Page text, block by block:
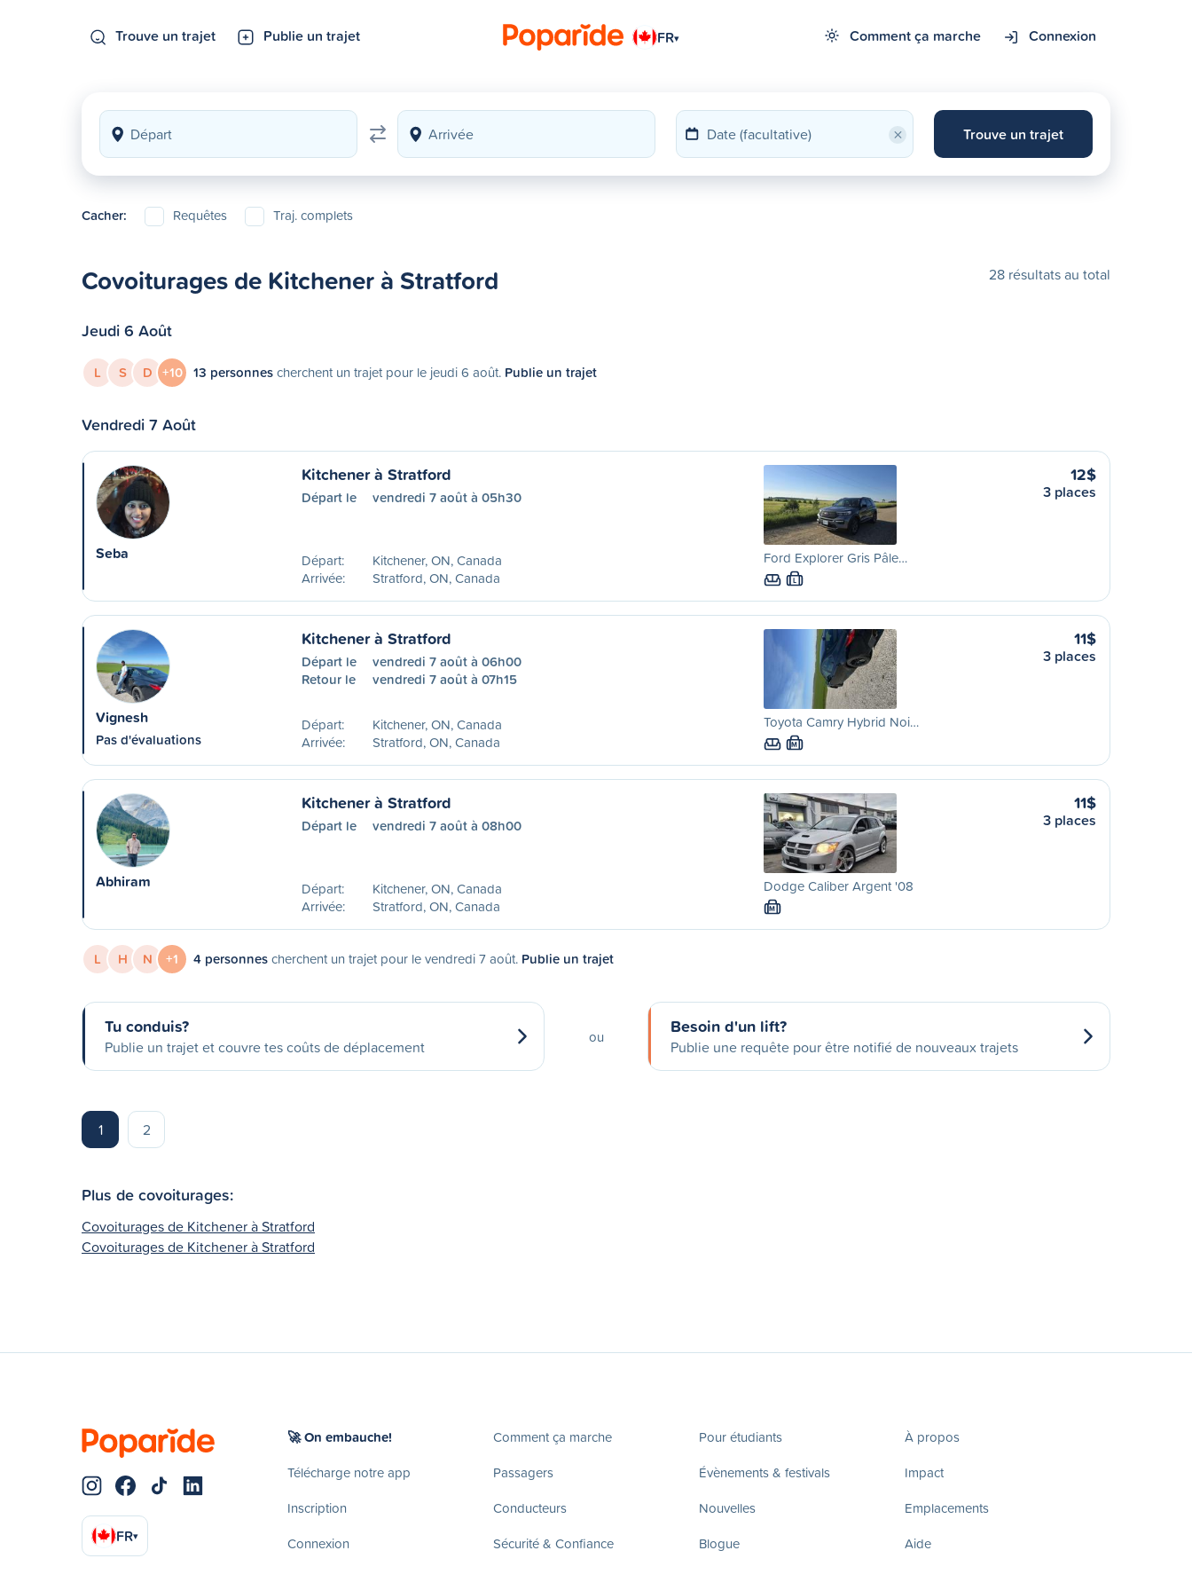
Trouve un trajet Publie un trajet FR▾ Comment ça marche Connexion
× Trouve un trajet
Cacher: Requêtes Traj. complets
Covoiturages de Kitchener à Stratford 28 résultats au total
Jeudi 6 Août
L S D +10 13 personnescherchent un trajet pour le jeudi 6 août. Publie un trajet
Vendredi 7 Août
Seba
Kitchener à Stratford
Départ le vendredi 7 août à 05h30
Départ:
Kitchener, ON, Canada
Arrivée:
Stratford, ON, Canada
Ford Explorer Gris Pâle…
L
12$
3 places
Vignesh
Pas d'évaluations
Kitchener à Stratford
Départ le
vendredi 7 août à 06h00
Retour le
vendredi 7 août à 07h15
Départ:
Kitchener, ON, Canada
Arrivée:
Stratford, ON, Canada
Toyota Camry Hybrid Noi…
M
11$
3 places
Abhiram
Kitchener à Stratford
Départ le vendredi 7 août à 08h00
Départ:
Kitchener, ON, Canada
Arrivée:
Stratford, ON, Canada
Dodge Caliber Argent '08
M
11$
3 places
L H N +1 4 personnescherchent un trajet pour le vendredi 7 août. Publie un trajet
Tu conduis?
Publie un trajet et couvre tes coûts de déplacement
ou Besoin d'un lift?
Publie une requête pour être notifié de nouveaux trajets
1 2
Plus de covoiturages:
Covoiturages de Kitchener à Stratford
Covoiturages de Kitchener à Stratford
FR▾
🚀 On embauche!
Télécharge notre app
Inscription
Connexion
Comment ça marche
Passagers
Conducteurs
Sécurité & Confiance
Pour étudiants
Évènements & festivals
Nouvelles
Blogue
À propos
Impact
Emplacements
Aide